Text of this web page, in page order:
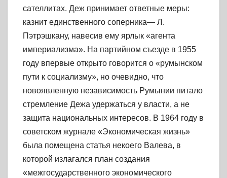
сателлитах. Деж принимает ответные меры:
казнит единственного соперника— Л.
Пэтрэшкану, навесив ему ярлык «агента
империализма». На партийном съезде в 1955
году впервые открыто говорится о «румынском
пути к социализму», но очевидно, что
новоявленную независимость Румынии питало
стремление Дежа удержаться у власти, а не
защита национальных интересов. В 1964 году в
советском журнале «Экономическая жизнь»
была помещена статья некоего Валева, в
которой излагался план создания
«межгосударственного экономического